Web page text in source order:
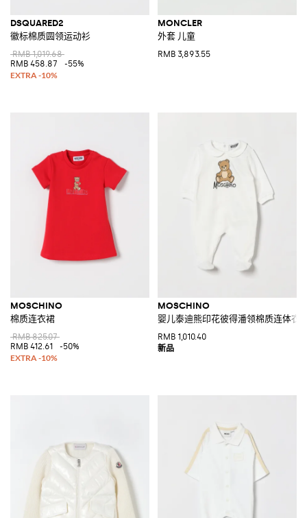
DSQUARED2
徽标棉质圆领运动衫
RMB 1,019.68
RMB 458.87
-55%
MONCLER
外套 儿童
RMB 3,893.55
MOSCHINO
棉质连衣裙
RMB 825.07
RMB 412.61
-50%
MOSCHINO
婴儿泰迪熊印花彼得潘领棉质连体衣
RMB 1,010.40